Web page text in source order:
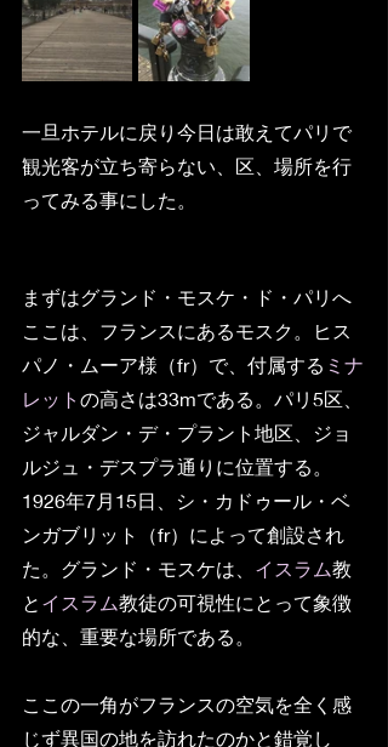
一旦ホテルに戻り今日は敢えてパリで
観光客が立ち寄らない、区、場所を行
ってみる事にした。
まずはグランド・モスケ・ド・パリへ
ここは、フランスにあるモスク。ヒス
パノ・ムーア様（fr）で、付属する ミナ
レット の高さは33mである。パリ5区、
ジャルダン・デ・プラント地区、ジョ
ルジュ・デスプラ通りに位置する。
1926年7月15日、シ・カドゥール・ベ
ンガブリット（fr）によって創設され
た。グランド・モスケは、 イスラム教
と イスラム教徒の可視性にとって象徴
的な、重要な場所である。
ここの一角がフランスの空気を全く感
じず異国の地を訪れたのかと錯覚し